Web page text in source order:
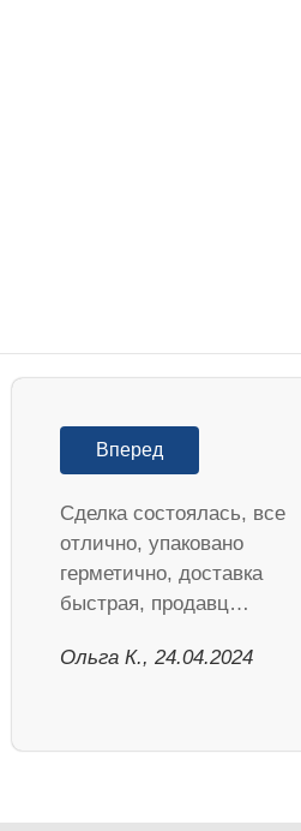
Вперед
Сделка состоялась, все
отлично, упаковано
герметично, доставка
быстрая, продавц…
Ольга К., 24.04.2024